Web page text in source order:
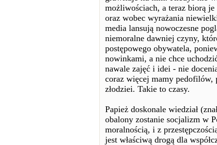
możliwościach, a teraz biorą je
oraz wobec wyrażania
media lansują nowoczesne
niemoralne dawniej czyny,
postępowego obywatela,
nowinkami, a nie chce
nawale zajęć i idei - nie
coraz więcej mamy pedofilów,
złodziei. Takie to czasy.
Papież doskonale wiedział
obalony zostanie socjalizm w
moralnością, i z
jest właściwą drogą dla